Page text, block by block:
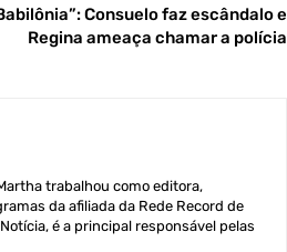
Consuelo faz escândalo e
Regina ameaça chamar a polícia
trabalhou como editora,
da afiliada da Rede Record de
é a principal responsável pelas